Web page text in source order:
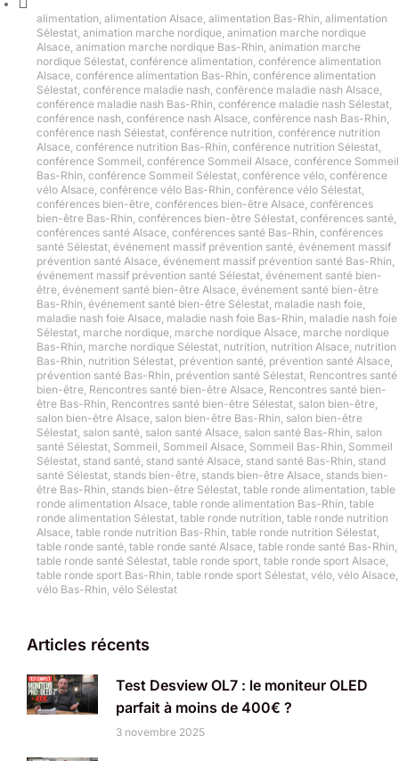
alimentation, alimentation Alsace, alimentation Bas-Rhin, alimentation
Sélestat, animation marche nordique, animation marche nordique
Alsace, animation marche nordique Bas-Rhin, animation marche
nordique Sélestat, conférence alimentation, conférence alimentation
Alsace, conférence alimentation Bas-Rhin, conférence alimentation
Sélestat, conférence maladie nash, conférence maladie nash Alsace,
conférence maladie nash Bas-Rhin, conférence maladie nash Sélestat,
conférence nash, conférence nash Alsace, conférence nash Bas-Rhin,
conférence nash Sélestat, conférence nutrition, conférence nutrition
Alsace, conférence nutrition Bas-Rhin, conférence nutrition Sélestat,
conférence Sommeil, conférence Sommeil Alsace, conférence Sommeil
Bas-Rhin, conférence Sommeil Sélestat, conférence vélo, conférence
vélo Alsace, conférence vélo Bas-Rhin, conférence vélo Sélestat,
conférences bien-être, conférences bien-être Alsace, conférences
bien-être Bas-Rhin, conférences bien-être Sélestat, conférences santé,
conférences santé Alsace, conférences santé Bas-Rhin, conférences
santé Sélestat, événement massif prévention santé, événement massif
prévention santé Alsace, événement massif prévention santé Bas-Rhin,
événement massif prévention santé Sélestat, événement santé bien-
être, événement santé bien-être Alsace, événement santé bien-être
Bas-Rhin, événement santé bien-être Sélestat, maladie nash foie,
maladie nash foie Alsace, maladie nash foie Bas-Rhin, maladie nash foie
Sélestat, marche nordique, marche nordique Alsace, marche nordique
Bas-Rhin, marche nordique Sélestat, nutrition, nutrition Alsace, nutrition
Bas-Rhin, nutrition Sélestat, prévention santé, prévention santé Alsace,
prévention santé Bas-Rhin, prévention santé Sélestat, Rencontres santé
bien-être, Rencontres santé bien-être Alsace, Rencontres santé bien-
être Bas-Rhin, Rencontres santé bien-être Sélestat, salon bien-être,
salon bien-être Alsace, salon bien-être Bas-Rhin, salon bien-être
Sélestat, salon santé, salon santé Alsace, salon santé Bas-Rhin, salon
santé Sélestat, Sommeil, Sommeil Alsace, Sommeil Bas-Rhin, Sommeil
Sélestat, stand santé, stand santé Alsace, stand santé Bas-Rhin, stand
santé Sélestat, stands bien-être, stands bien-être Alsace, stands bien-
être Bas-Rhin, stands bien-être Sélestat, table ronde alimentation, table
ronde alimentation Alsace, table ronde alimentation Bas-Rhin, table
ronde alimentation Sélestat, table ronde nutrition, table ronde nutrition
Alsace, table ronde nutrition Bas-Rhin, table ronde nutrition Sélestat,
table ronde santé, table ronde santé Alsace, table ronde santé Bas-Rhin,
table ronde santé Sélestat, table ronde sport, table ronde sport Alsace,
table ronde sport Bas-Rhin, table ronde sport Sélestat, vélo, vélo Alsace,
vélo Bas-Rhin, vélo Sélestat
Articles récents
Test Desview OL7 : le moniteur OLED
parfait à moins de 400€ ?
3 novembre 2025